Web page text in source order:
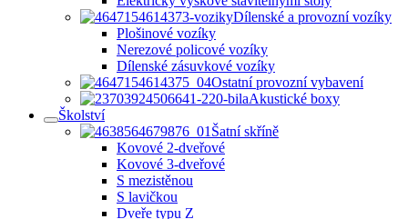
Dílenské a provozní vozíky
Plošinové vozíky
Nerezové policové vozíky
Dílenské zásuvkové vozíky
Ostatní provozní vybavení
Akustické boxy
Školství
Šatní skříně
Kovové 2-dveřové
Kovové 3-dveřové
S mezistěnou
S lavičkou
Dveře typu Z